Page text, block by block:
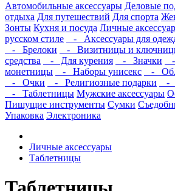
Автомобильные аксессуары Деловые
отдыха Для путешествий Для спорта
Зонты Кухня и посуда Личные
русском стиле
- Аксессуары для
- Брелоки
- Визитницы и
средства
- Для курения - Значки
-
монетницы
- Наборы унисекс
-
- Очки
- Религиозные подарки
-
- Таблетницы Мужские аксессуары
Пишущие инструменты Сумки
Упаковка Электроника
Личные аксессуары
Таблетницы